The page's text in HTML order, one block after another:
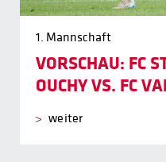
1. Mannschaft
VORSCHAU: FC
OUCHY VS. FC
weiter